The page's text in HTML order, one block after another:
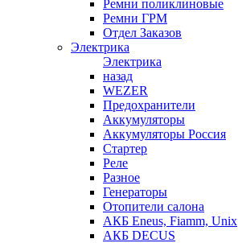
Ремни поликлиновые
Ремни ГРМ
Отдел Заказов
Электрика
Электрика
назад
WEZER
Предохранители
Аккумуляторы
Аккумуляторы Россия
Стартер
Реле
Разное
Генераторы
Отопители салона
АКБ Eneus, Fiamm, Unix
АКБ DECUS